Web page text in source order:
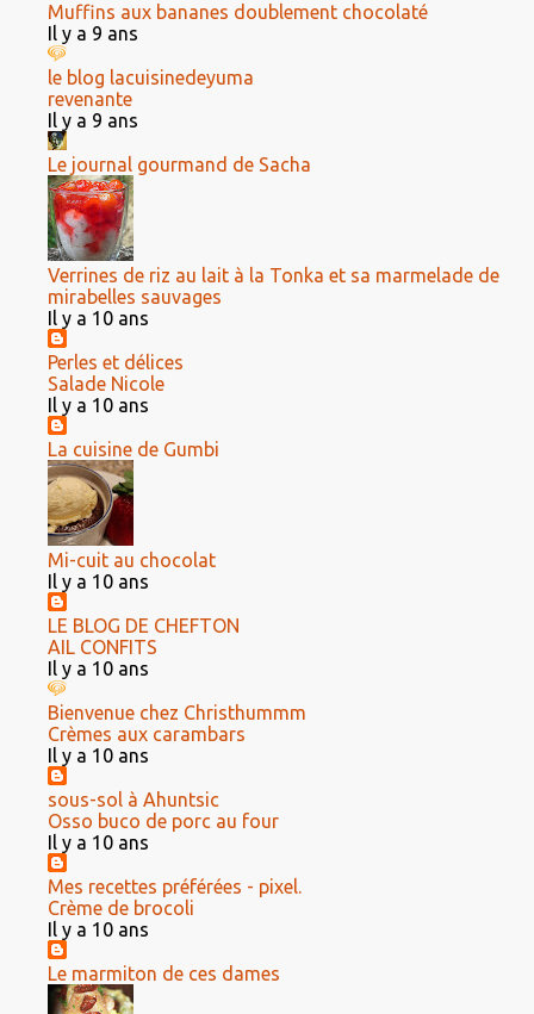
Muffins aux bananes doublement chocolaté
Il y a 9 ans
le blog lacuisinedeyuma
revenante
Il y a 9 ans
Le journal gourmand de Sacha
Verrines de riz au lait à la Tonka et sa marmelade de
mirabelles sauvages
Il y a 10 ans
Perles et délices
Salade Nicole
Il y a 10 ans
La cuisine de Gumbi
Mi-cuit au chocolat
Il y a 10 ans
LE BLOG DE CHEFTON
AIL CONFITS
Il y a 10 ans
Bienvenue chez Christhummm
Crèmes aux carambars
Il y a 10 ans
sous-sol à Ahuntsic
Osso buco de porc au four
Il y a 10 ans
Mes recettes préférées - pixel.
Crème de brocoli
Il y a 10 ans
Le marmiton de ces dames